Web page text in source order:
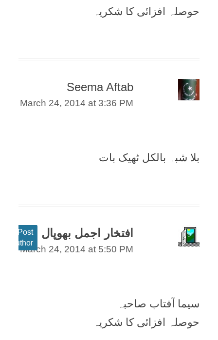
حوصلہ افزائی کا شکریہ
Seema Aftab
March 24, 2014 at 3:36 PM
بلا شبہ بالکل ٹھیک بات
افتخار اجمل بھوپال
Post
author
March 24, 2014 at 5:50 PM
سیما آفتاب صاحبہ
حوصلہ افزائی کا شکریہ